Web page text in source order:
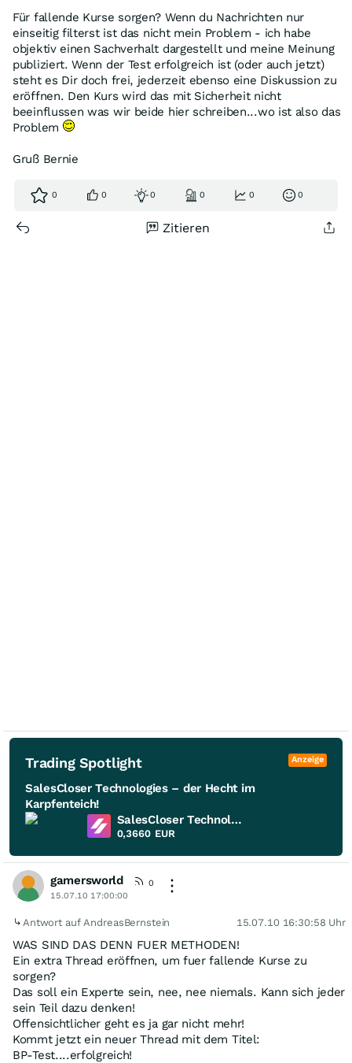
Für fallende Kurse sorgen? Wenn du Nachrichten nur
einseitig filterst ist das nicht mein Problem - ich habe
objektiv einen Sachverhalt dargestellt und meine Meinung
publiziert. Wenn der Test erfolgreich ist (oder auch jetzt)
steht es Dir doch frei, jederzeit ebenso eine Diskussion zu
eröffnen. Den Kurs wird das mit Sicherheit nicht
beeinflussen was wir beide hier schreiben...wo ist also das
Problem
Gruß Bernie
0 0 0 0 0 0
Zitieren
Trading Spotlight Anzeige
SalesCloser Technologies – der Hecht im
Karpfenteich!
SalesCloser Technologies
0,3660 EUR
gamersworld
0
15.07.10 17:00:00
Antwort auf AndreasBernstein 15.07.10 16:30:58 Uhr
WAS SIND DAS DENN FUER METHODEN!
Ein extra Thread eröffnen, um fuer fallende Kurse zu
sorgen?
Das soll ein Experte sein, nee, nee niemals. Kann sich jeder
sein Teil dazu denken!
Offensichtlicher geht es ja gar nicht mehr!
Kommt jetzt ein neuer Thread mit dem Titel:
BP-Test....erfolgreich!